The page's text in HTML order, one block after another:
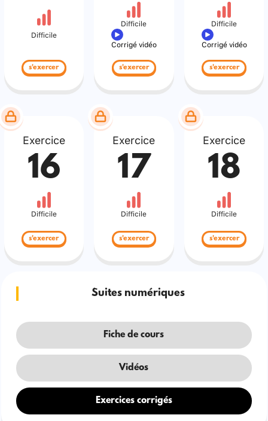
Difficile
s'exercer
Difficile
Corrigé vidéo
s'exercer
Difficile
Corrigé vidéo
s'exercer
Exercice
16
Difficile
s'exercer
Exercice
17
Difficile
s'exercer
Exercice
18
Difficile
s'exercer
Suites numériques
Fiche de cours
Vidéos
Exercices corrigés